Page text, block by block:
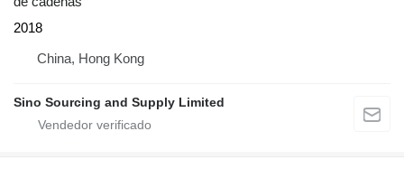
2018
China, Hong Kong
Sino Sourcing and Supply Limited